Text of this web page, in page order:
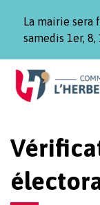
La mairie
samedis 1er,
Aller
Aller
contenu
Aller
pied